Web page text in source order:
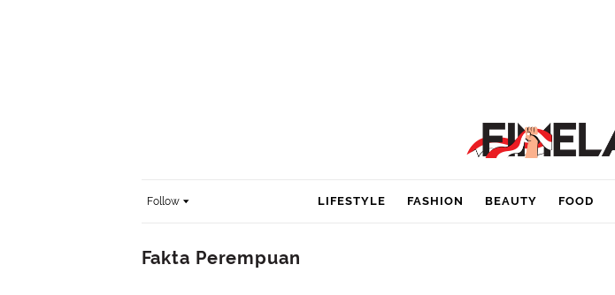
Follow LIFESTYLE FASHION BEAUTY FOOD
Fakta Perempuan